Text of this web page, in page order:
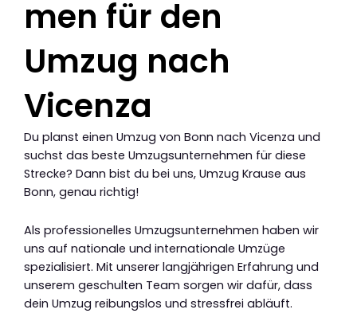
men für den
Umzug nach
Vicenza
Du planst einen Umzug von Bonn nach Vicenza und
suchst das beste Umzugsunternehmen für diese
Strecke? Dann bist du bei uns, Umzug Krause aus
Bonn, genau richtig!
Als professionelles Umzugsunternehmen haben wir
uns auf nationale und internationale Umzüge
spezialisiert. Mit unserer langjährigen Erfahrung und
unserem geschulten Team sorgen wir dafür, dass
dein Umzug reibungslos und stressfrei abläuft.